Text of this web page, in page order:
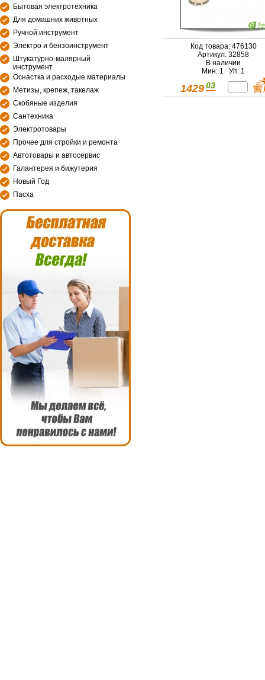
Бытовая электротехника
Для домашних животных
Ручной инструмент
Электро и бензоинструмент
Штукатурно-малярный
инструмент
Оснастка и расходые материалы
Метизы, крепеж, такелаж
Скобяные изделия
Сантехника
Электротовары
Прочее для стройки и ремонта
Автотовары и автосервис
Галантерея и бижутерия
Новый Год
Пасха
Код товара: 476130
Артикул: 32858
В наличии
Мин: 1 Уп: 1
1429 03